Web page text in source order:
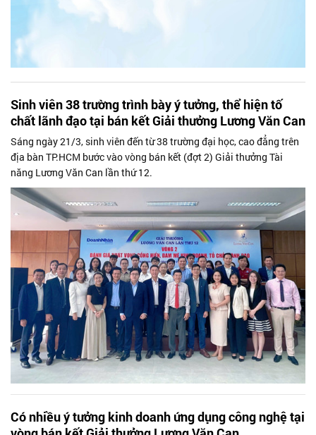
Sinh viên 38 trường trình bày ý tưởng, thể hiện tố
chất lãnh đạo tại bán kết Giải thưởng Lương Văn Can
Sáng ngày 21/3, sinh viên đến từ 38 trường đại học, cao đẳng trên
địa bàn TP.HCM bước vào vòng bán kết (đợt 2) Giải thưởng Tài
năng Lương Văn Can lần thứ 12.
Có nhiều ý tưởng kinh doanh ứng dụng công nghệ tại